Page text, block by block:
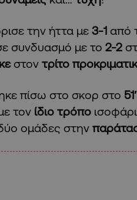
την ήττα με 3-1 από
συνδυασμό με το 2-2
στον τρίτο
πίσω στο σκορ στο 51′
τον ίδιο τρόπο
δύο ομάδες στην